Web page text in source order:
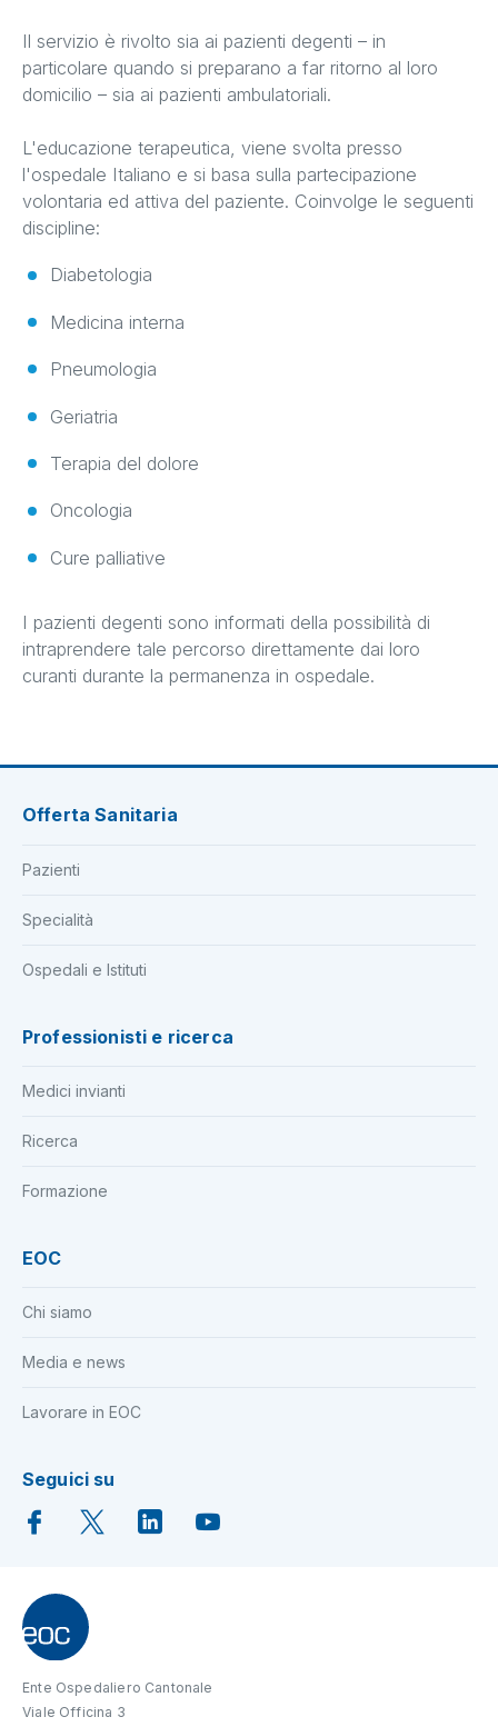
Il servizio è rivolto sia ai pazienti degenti – in
particolare quando si preparano a far ritorno al loro
domicilio – sia ai pazienti ambulatoriali.
L'educazione terapeutica, viene svolta presso
l'ospedale Italiano e si basa sulla partecipazione
volontaria ed attiva del paziente. Coinvolge le seguenti
discipline:
Diabetologia
Medicina interna
Pneumologia
Geriatria
Terapia del dolore
Oncologia
Cure palliative
I pazienti degenti sono informati della possibilità di
intraprendere tale percorso direttamente dai loro
curanti durante la permanenza in ospedale.
Offerta Sanitaria
Pazienti
Specialità
Ospedali e Istituti
Professionisti e ricerca
Medici invianti
Ricerca
Formazione
EOC
Chi siamo
Media e news
Lavorare in EOC
Seguici su
Ente Ospedaliero Cantonale
Viale Officina 3